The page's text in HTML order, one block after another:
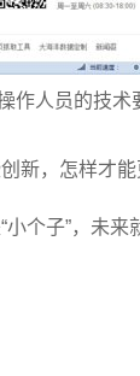
人员的技术
新，怎样才
子”，未来